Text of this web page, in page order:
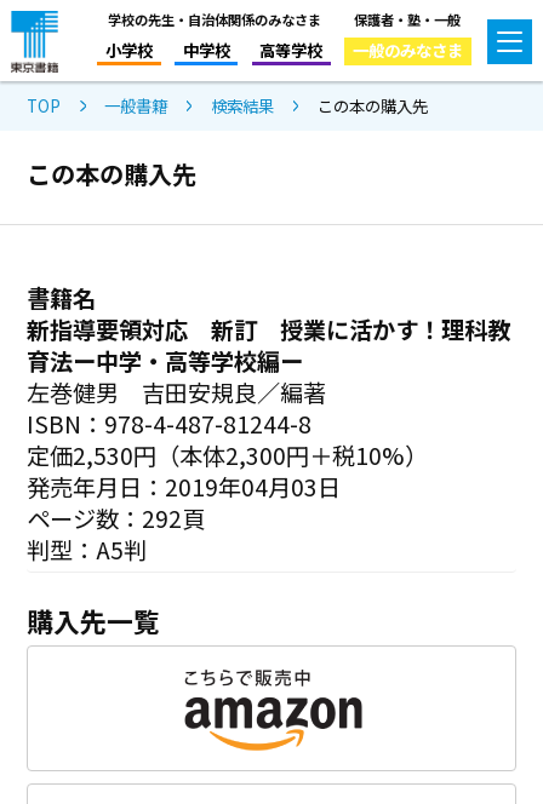
学校の先生・自治体関係のみなさま
小学校 中学校 高等学校
保護者・塾・一般
一般のみなさま
TOP 一般書籍 検索結果 この本の購入先
この本の購入先
書籍名
新指導要領対応 新訂 授業に活かす！理科教
育法ー中学・高等学校編ー
左巻健男 吉田安規良／編著
ISBN：978-4-487-81244-8
定価2,530円（本体2,300円＋税10%）
発売年月日：2019年04月03日
ページ数：292頁
判型：A5判
購入先一覧